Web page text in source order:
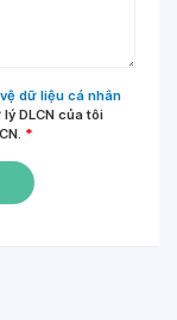
dữ liệu cá nhân
DLCN của tôi
*